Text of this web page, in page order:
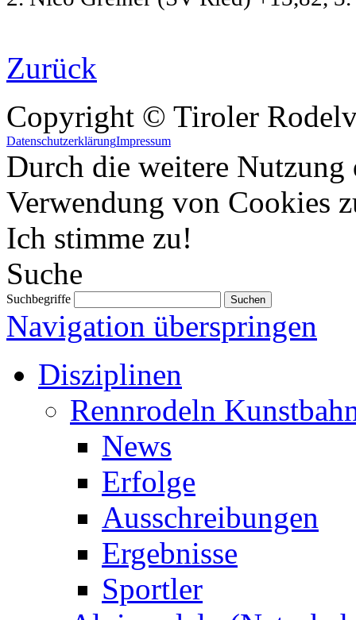
Zurück
Copyright © Tiroler
DatenschutzerklärungImpressum
Durch die weitere Nutzung
Verwendung von Cookies
Ich stimme zu!
Suche
Suchbegriffe
Navigation überspringen
Disziplinen
Rennrodeln
News
Erfolge
Ausschreibungen
Ergebnisse
Sportler